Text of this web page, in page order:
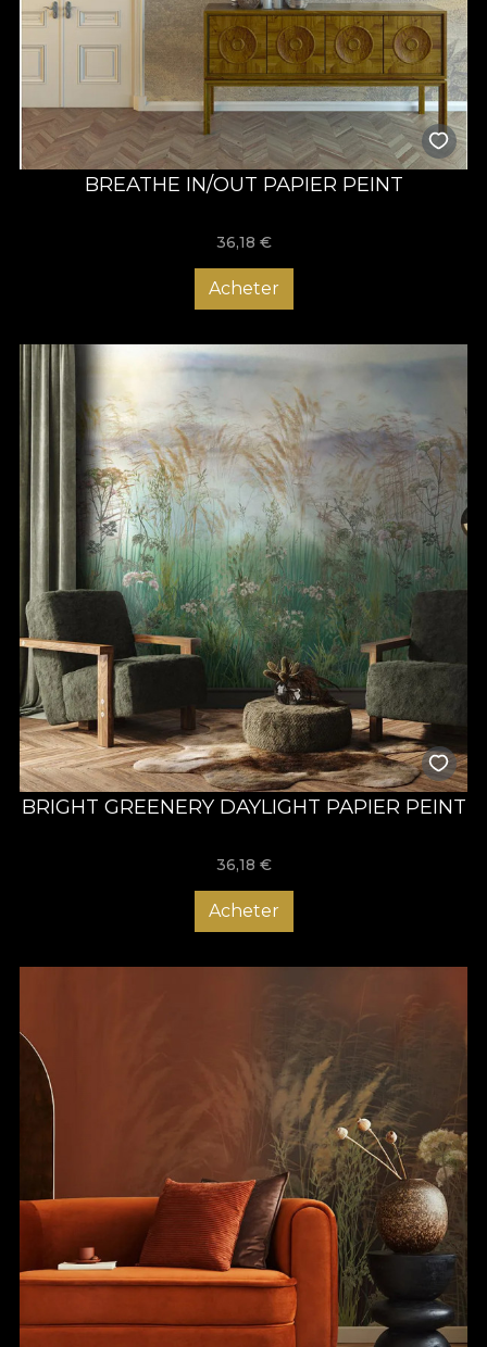
BREATHE IN/OUT PAPIER PEINT
36,18 €
Acheter
BRIGHT GREENERY DAYLIGHT PAPIER PEINT
36,18 €
Acheter